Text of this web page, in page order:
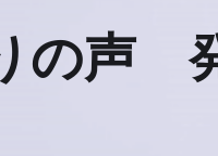
の声